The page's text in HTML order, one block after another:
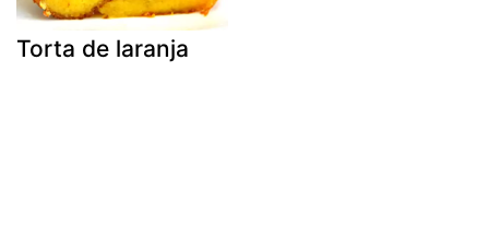
Torta de laranja